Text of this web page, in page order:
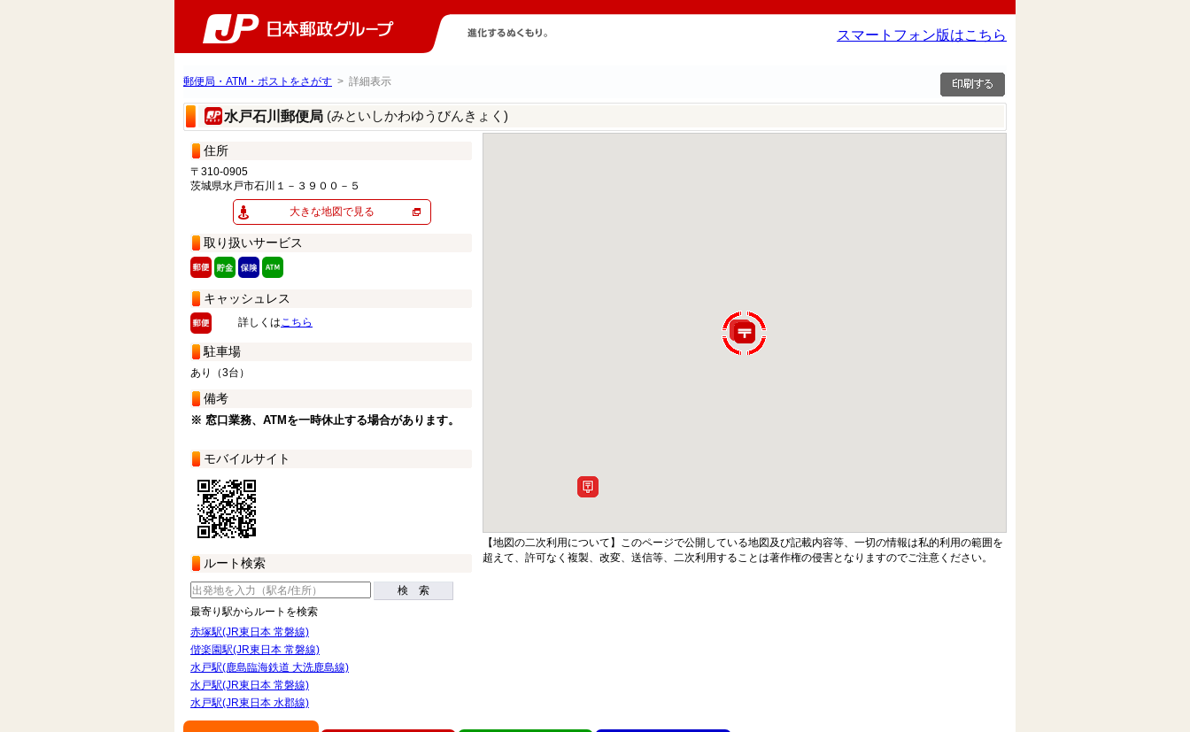
スマートフォン版はこちら
郵便局・ATM・ポストをさがす > 詳細表示
水戸石川郵便局 (みといしかわゆうびんきょく)
住所
〒310-0905
茨城県水戸市石川１－３９００－５
大きな地図で見る
取り扱いサービス
キャッシュレス
詳しくはこちら
駐車場
あり（3台）
備考
※ 窓口業務、ATMを一時休止する場合があります。
モバイルサイト
ルート検索
検 索
最寄り駅からルートを検索
赤塚駅(JR東日本 常磐線)
偕楽園駅(JR東日本 常磐線)
水戸駅(鹿島臨海鉄道 大洗鹿島線)
水戸駅(JR東日本 常磐線)
水戸駅(JR東日本 水郡線)
【地図の二次利用について】このページで公開している地図及び記載内容等、一切の情報は私的利用の範囲を
超えて、許可なく複製、改変、送信等、二次利用することは著作権の侵害となりますのでご注意ください。